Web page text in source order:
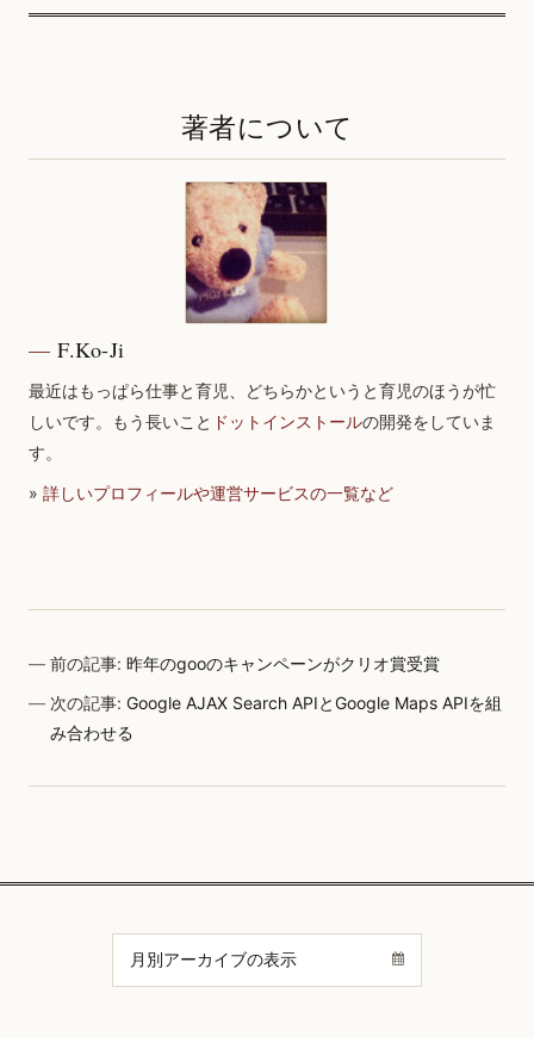
著者について
F.Ko-Ji
最近はもっぱら仕事と育児、どちらかというと育児のほうが忙
しいです。もう長いこと ドットインストールの開発をしていま
す。
» 詳しいプロフィールや運営サービスの一覧など
前の記事:昨年のgooのキャンペーンがクリオ賞受賞
次の記事:Google AJAX Search APIとGoogle Maps APIを組
み合わせる